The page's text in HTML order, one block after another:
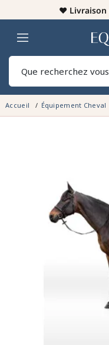
♥️ Livraison
Accueil Équipement Cheval